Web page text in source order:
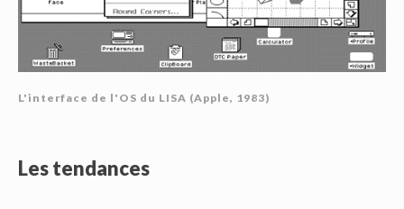
L'interface de l'OS du LISA (Apple, 1983)
Les tendances